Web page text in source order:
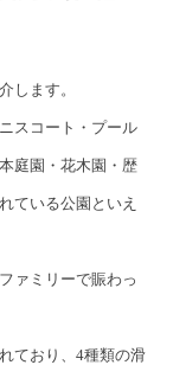
します。
スコート・プール
庭園・花木園・歴
ている公園といえ
ァミリーで賑わっ
ており、4種類の滑